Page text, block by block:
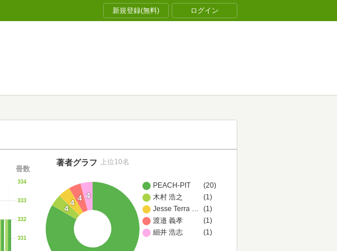
新規登録(無料) ログイン
331
332
333
334
冊数
PEACH-PIT
(20)
木村 浩之
(1)
Jesse Terrance Daniels
(1)
…
渡邉 義孝
(1)
細井 浩志
(1)
4
4
4 4
著者グラフ 上位10名